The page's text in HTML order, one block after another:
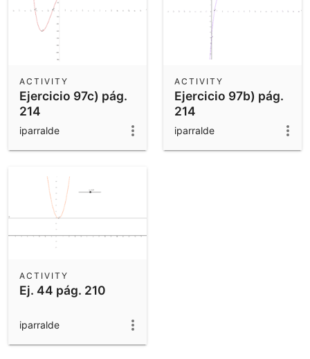
Ejercicio 97c) pág.
214
ACTIVITY
iparralde
Ejercicio 97b) pág.
214
ACTIVITY
iparralde
Ej. 44 pág. 210
ACTIVITY
iparralde